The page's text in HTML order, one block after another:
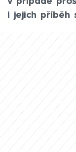
i jejich příběh